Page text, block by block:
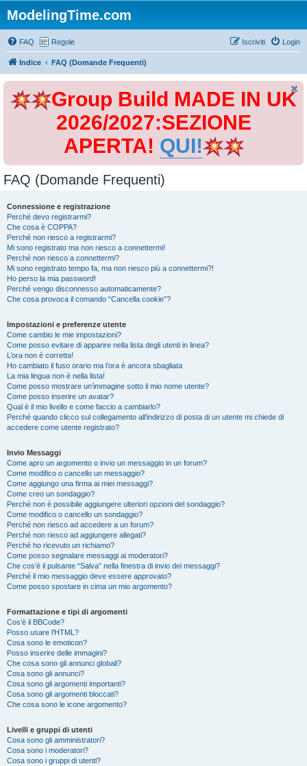
ModelingTime.com
FAQ Regole Login
Iscriviti
Indice FAQ (Domande Frequenti)
Group Build MADE IN UK
2026/2027:SEZIONE
APERTA! QUI!
FAQ (Domande Frequenti)
Connessione e registrazione
Perché devo registrarmi?
Che cosa è COPPA?
Perché non riesco a registrarmi?
Mi sono registrato ma non riesco a connettermi!
Perché non riesco a connettermi?
Mi sono registrato tempo fa, ma non riesco più a connettermi?!
Ho perso la mia password!
Perché vengo disconnesso automaticamente?
Che cosa provoca il comando “Cancella cookie”?
Impostazioni e preferenze utente
Come cambio le mie impostazioni?
Come posso evitare di apparire nella lista degli utenti in linea?
L’ora non è corretta!
Ho cambiato il fuso orario ma l’ora è ancora sbagliata
La mia lingua non è nella lista!
Come posso mostrare un’immagine sotto il mio nome utente?
Come posso inserire un avatar?
Qual è il mio livello e come faccio a cambiarlo?
Perché quando clicco sul collegamento all’indirizzo di posta di un utente mi chiede di
accedere come utente registrato?
Invio Messaggi
Come apro un argomento o invio un messaggio in un forum?
Come modifico o cancello un messaggio?
Come aggiungo una firma ai miei messaggi?
Come creo un sondaggio?
Perché non è possibile aggiungere ulteriori opzioni del sondaggio?
Come modifico o cancello un sondaggio?
Perché non riesco ad accedere a un forum?
Perché non riesco ad aggiungere allegati?
Perché ho ricevuto un richiamo?
Come posso segnalare messaggi ai moderatori?
Che cos’è il pulsante “Salva” nella finestra di invio dei messaggi?
Perché il mio messaggio deve essere approvato?
Come posso spostare in cima un mio argomento?
Formattazione e tipi di argomenti
Cos’è il BBCode?
Posso usare l’HTML?
Cosa sono le emoticon?
Posso inserire delle immagini?
Che cosa sono gli annunci globali?
Cosa sono gli annunci?
Cosa sono gli argomenti importanti?
Cosa sono gli argomenti bloccati?
Che cosa sono le icone argomento?
Livelli e gruppi di utenti
Cosa sono gli amministratori?
Cosa sono i moderatori?
Cosa sono i gruppi di utenti?